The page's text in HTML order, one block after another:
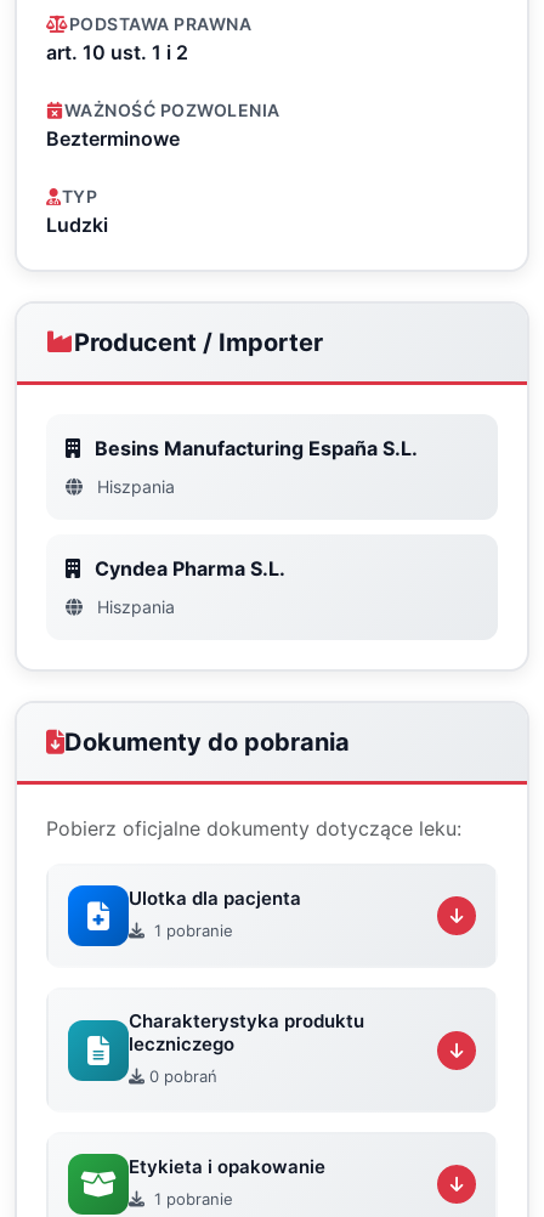
PODSTAWA PRAWNA
art. 10 ust. 1 i 2
WAŻNOŚĆ POZWOLENIA
Bezterminowe
TYP
Ludzki
Producent / Importer
Besins Manufacturing España S.L.
Hiszpania
Cyndea Pharma S.L.
Hiszpania
Dokumenty do pobrania
Pobierz oficjalne dokumenty dotyczące leku:
Ulotka dla pacjenta
1 pobranie
Charakterystyka produktu
leczniczego
0 pobrań
Etykieta i opakowanie
1 pobranie